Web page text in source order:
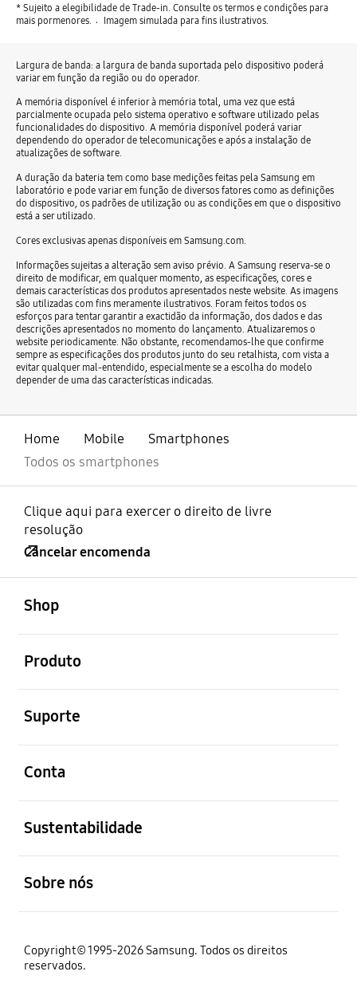
* Sujeito a elegibilidade de Trade-in. Consulte os termos e condições para
mais pormenores. 〮Imagem simulada para fins ilustrativos.
Largura de banda: a largura de banda suportada pelo dispositivo poderá
variar em função da região ou do operador.
A memória disponível é inferior à memória total, uma vez que está
parcialmente ocupada pelo sistema operativo e software utilizado pelas
funcionalidades do dispositivo. A memória disponível poderá variar
dependendo do operador de telecomunicações e após a instalação de
atualizações de software.
A duração da bateria tem como base medições feitas pela Samsung em
laboratório e pode variar em função de diversos fatores como as definições
do dispositivo, os padrões de utilização ou as condições em que o dispositivo
está a ser utilizado.
Cores exclusivas apenas disponíveis em Samsung.com.
Informações sujeitas a alteração sem aviso prévio. A Samsung reserva-se o
direito de modificar, em qualquer momento, as especificações, cores e
demais características dos produtos apresentados neste website. As imagens
são utilizadas com fins meramente ilustrativos. Foram feitos todos os
esforços para tentar garantir a exactidão da informação, dos dados e das
descrições apresentados no momento do lançamento. Atualizaremos o
website periodicamente. Não obstante, recomendamos-lhe que confirme
sempre as especificações dos produtos junto do seu retalhista, com vista a
evitar qualquer mal-entendido, especialmente se a escolha do modelo
depender de uma das características indicadas.
Home Mobile
Smartphones
Todos os smartphones
Clique aqui para exercer o direito de livre
resolução
Cancelar encomenda
Shop
Produto
Suporte
Conta
Sustentabilidade
Sobre nós
Copyright© 1995-2026 Samsung. Todos os direitos
reservados.